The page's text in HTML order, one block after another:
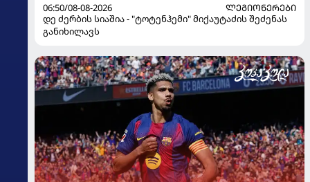
06:50/08-08-2026
ᲚᲔᲒᲘᲝᲜᲔᲠᲔᲑᲘ
დე ძერბის სიაშია - "ტოტენჰემი" მიქაუტაძის შეძენას
განიხილავს